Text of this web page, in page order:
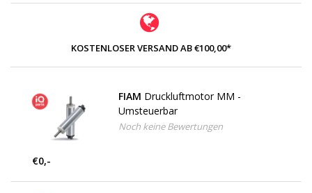
KOSTENLOSER VERSAND AB €100,00*
FIAM Druckluftmotor MM -
Umsteuerbar
Noch keine Bewertungen
€0,-